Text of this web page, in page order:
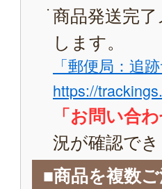
商品発送完
します。
「郵便局：追
https://
「お問い合
況が確認で
■商品を複数